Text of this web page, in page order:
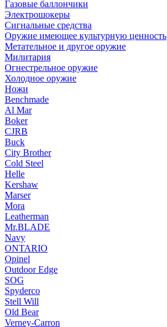
Газовые баллончики
Электрошокеры
Сигнальные средства
Оружие имеющее культурную ценность
Метательное и другое оружие
Милитария
Огнестрельное оружие
Холодное оружие
Ножи
Benchmade
Al Mar
Boker
CJRB
Buck
City Brother
Cold Steel
Helle
Kershaw
Marser
Mora
Leatherman
Mr.BLADE
Navy
ONTARIO
Opinel
Outdoor Edge
SOG
Spyderco
Stell Will
Old Bear
Verney-Carron